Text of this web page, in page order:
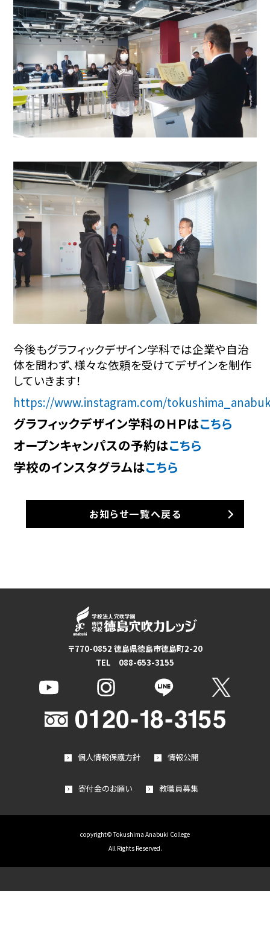
今後もグラフィックデザイン学科では企業や自治
体を問わず、様々な依頼を受けてデザインを制作
していきます！
https://www.instagram.com/
グラフィックデザイン学科のＨＰはこちら
オープンキャンパスの予約はこちら
学校のインスタグラムはこちら
お知らせ一覧へ戻る
〒770-0852 徳島県徳島市徳島町2-20
TEL 088-653-3155
個人情報保護方針 情報公開
寄付金のお願い 教職員募集
copyright© Tokushima Anabuki College
All Rights Reserved.